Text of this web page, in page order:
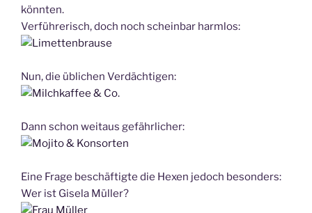
könnten.
Verführerisch, doch noch scheinbar harmlos:
Nun, die üblichen Verdächtigen:
Dann schon weitaus gefährlicher:
Eine Frage beschäftigte die Hexen jedoch besonders:
Wer ist Gisela Müller?